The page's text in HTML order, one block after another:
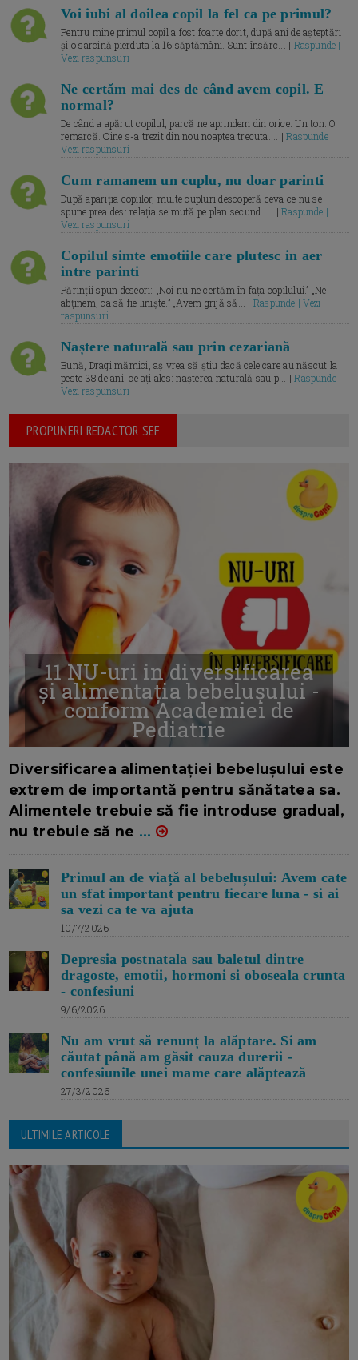
Voi iubi al doilea copil la fel ca pe primul?
Pentru mine primul copil a fost foarte dorit, după ani de așteptări
și o sarcină pierduta la 16 săptămâni. Sunt însărc... | Raspunde |
Vezi raspunsuri
Ne certăm mai des de când avem copil. E
normal?
De când a apărut copilul, parcă ne aprindem din orice. Un ton. O
remarcă. Cine s-a trezit din nou noaptea trecuta.... |Raspunde |
Vezi raspunsuri
Cum ramanem un cuplu, nu doar parinti
După apariția copiilor, multe cupluri descoperă ceva ce nu se
spune prea des: relația se mută pe plan secund. ... |Raspunde |
Vezi raspunsuri
Copilul simte emotiile care plutesc in aer
intre parinti
Părinții spun deseori: „Noi nu ne certăm în fața copilului.” „Ne
abținem, ca să fie liniște.” „Avem grijă să... | Raspunde | Vezi
raspunsuri
Naștere naturală sau prin cezariană
Bună, Dragi mămici, aș vrea să știu dacă cele care au născut la
peste 38 de ani, ce ați ales: nașterea naturală sau p... |Raspunde |
Vezi raspunsuri
PROPUNERI REDACTOR SEF
11 NU-uri in diversificarea
și alimentația bebelușului -
conform Academiei de
Pediatrie
Diversificarea alimentației bebelușului este
extrem de importantă pentru sănătatea sa.
Alimentele trebuie să fie introduse gradual,
nu trebuie să ne ...
Primul an de viață al bebelușului: Avem cate
un sfat important pentru fiecare luna - si ai
sa vezi ca te va ajuta
10/7/2026
Depresia postnatala sau baletul dintre
dragoste, emotii, hormoni si oboseala crunta
- confesiuni
9/6/2026
Nu am vrut să renunț la alăptare. Si am
căutat până am găsit cauza durerii -
confesiunile unei mame care alăptează
27/3/2026
ULTIMILE ARTICOLE